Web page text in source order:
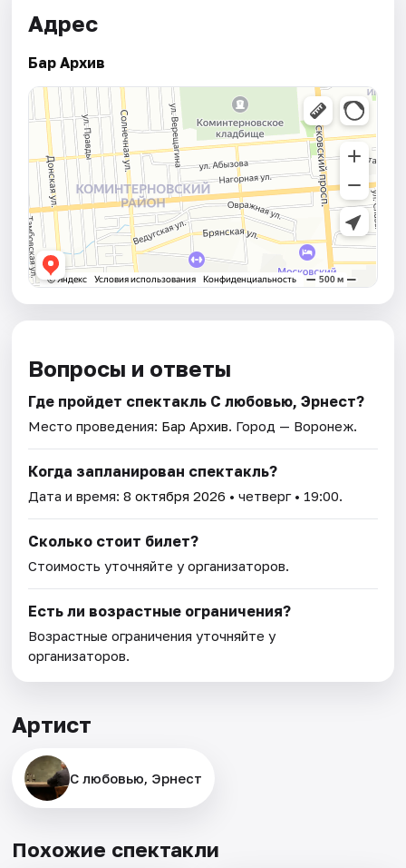
Адрес
Бар Архив
Вопросы и ответы
Где пройдет спектакль С любовью, Эрнест?
Место проведения: Бар Архив. Город — Воронеж.
Когда запланирован спектакль?
Дата и время:8 октября 2026 • четверг • 19:00.
Сколько стоит билет?
Стоимость уточняйте у организаторов.
Есть ли возрастные ограничения?
Возрастные ограничения уточняйте у
организаторов.
Артист
С любовью, Эрнест
Похожие спектакли